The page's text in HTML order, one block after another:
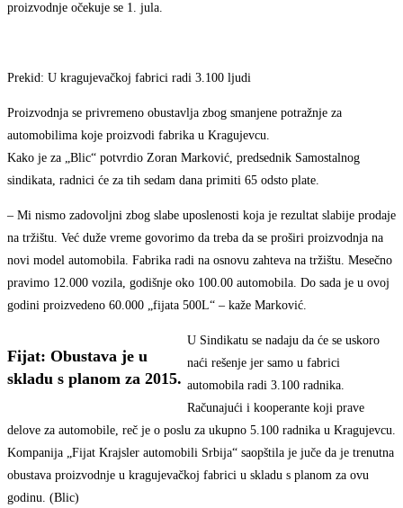
proizvodnje očekuje se 1. jula.
Prekid: U kragujevačkoj fabrici radi 3.100 ljudi
Proizvodnja se privremeno obustavlja zbog smanjene potražnje za
automobilima koje proizvodi fabrika u Kragujevcu.
Kako je za „Blic“ potvrdio Zoran Marković, predsednik Samostalnog
sindikata, radnici će za tih sedam dana primiti 65 odsto plate.
– Mi nismo zadovoljni zbog slabe uposlenosti koja je rezultat slabije prodaje
na tržištu. Već duže vreme govorimo da treba da se proširi proizvodnja na
novi model automobila. Fabrika radi na osnovu zahteva na tržištu. Mesečno
pravimo 12.000 vozila, godišnje oko 100.00 automobila. Do sada je u ovoj
godini proizvedeno 60.000 „fijata 500L“ – kaže Marković.
Fijat: Obustava je u
skladu s planom za 2015.
U Sindikatu se nadaju da će se uskoro
naći rešenje jer samo u fabrici
automobila radi 3.100 radnika.
Računajući i kooperante koji prave
delove za automobile, reč je o poslu za ukupno 5.100 radnika u Kragujevcu.
Kompanija „Fijat Krajsler automobili Srbija“ saopštila je juče da je trenutna
obustava proizvodnje u kragujevačkoj fabrici u skladu s planom za ovu
godinu. (Blic)